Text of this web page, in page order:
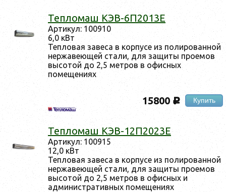
Тепломаш КЭВ-6П2013Е
Артикул: 100910
6,0 кВт
Тепловая завеса в корпусе из полированной
нержавеющей стали, для защиты проемов
высотой до 2,5 метров в офисных
помещениях
15800 c Купить
Тепломаш КЭВ-12П2023Е
Артикул: 100915
12,0 кВт
Тепловая завеса в корпусе из полированной
нержавеющей стали, для защиты проемов
высотой до 2,5 метров в офисных и
административных помещениях